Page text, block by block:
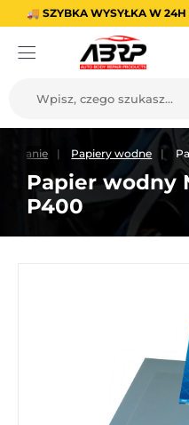
🚚 SZYBKA WYSYŁKA W
Papiery wodne
Papier wodny
P400